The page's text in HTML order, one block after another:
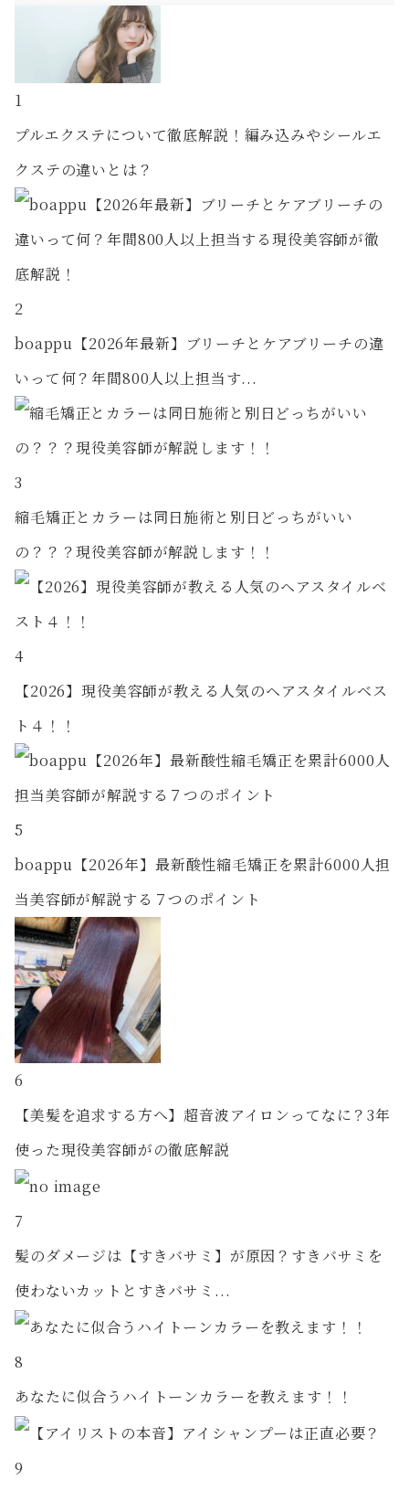
1
プルエクステについて徹底解説！編み込みやシールエ
クステの違いとは？
2
boappu【2026年最新】ブリーチとケアブリーチの違
いって何？年間800人以上担当す...
3
縮毛矯正とカラーは同日施術と別日どっちがいい
の？？？現役美容師が解説します！！
4
【2026】現役美容師が教える人気のヘアスタイルベス
ト４！！
5
boappu【2026年】最新酸性縮毛矯正を累計6000人担
当美容師が解説する７つのポイント
6
【美髪を追求する方へ】超音波アイロンってなに？3年
使った現役美容師がの徹底解説
7
髪のダメージは【すきバサミ】が原因？すきバサミを
使わないカットとすきバサミ...
8
あなたに似合うハイトーンカラーを教えます！！
9